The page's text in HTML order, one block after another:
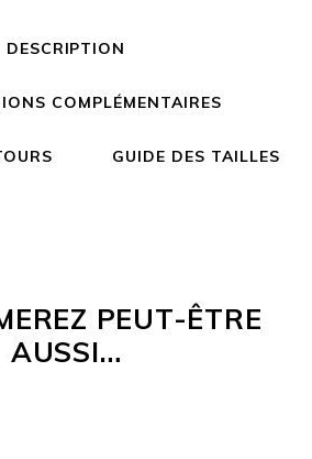
DESCRIPTION
COMPLÉMENTAIRES
GUIDE DES TAILLES
PEUT-ÊTRE
AUSSI…